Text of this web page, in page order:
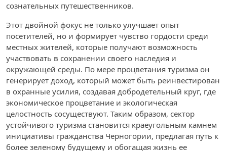
сознательных путешественников.
Этот двойной фокус не только улучшает опыт
посетителей, но и формирует чувство гордости среди
местных жителей, которые получают возможность
участвовать в сохранении своего наследия и
окружающей среды. По мере процветания туризма он
генерирует доход, который может быть реинвестирован
в охранные усилия, создавая добродетельный круг, где
экономическое процветание и экологическая
целостность сосуществуют. Таким образом, сектор
устойчивого туризма становится краеугольным камнем
инициативы гражданства Черногории, предлагая путь к
более зеленому будущему и обогащая жизнь ее